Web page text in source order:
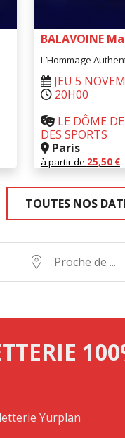
BALAVOINE
L’Hommage
JEU 5
20H00
LE DÔME
DES SPORTS
Paris
à partir de 25,50 €
TOUTES NOS
Proche
de
Yurplan